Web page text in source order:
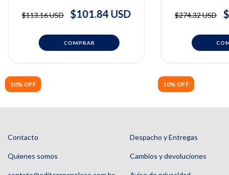
10% OFF
Pettorossi Imparato, Lourdes Santos
Pinto
$113.16 USD $101.84 USD
10% OFF
$274.32 USD
Contacto
Quienes somos
Despacho y Entregas
Cambios y devoluciones